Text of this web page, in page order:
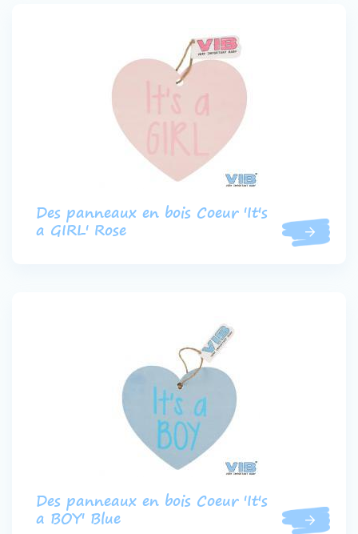
Des panneaux en bois Coeur 'It's
a GIRL' Rose
Des panneaux en bois Coeur 'It's
a BOY' Blue